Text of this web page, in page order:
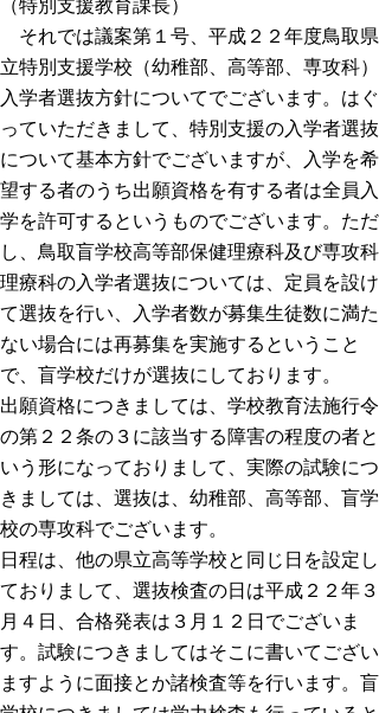
（特別支援教育課長）
それでは議案第１号、平成２２年度鳥取県
立特別支援学校（幼稚部、高等部、専攻科）
入学者選抜方針についてでございます。はぐ
っていただきまして、特別支援の入学者選抜
について基本方針でございますが、入学を希
望する者のうち出願資格を有する者は全員入
学を許可するというものでございます。ただ
し、鳥取盲学校高等部保健理療科及び専攻科
理療科の入学者選抜については、定員を設け
て選抜を行い、入学者数が募集生徒数に満た
ない場合には再募集を実施するということ
で、盲学校だけが選抜にしております。
出願資格につきましては、学校教育法施行令
の第２２条の３に該当する障害の程度の者と
いう形になっておりまして、実際の試験につ
きましては、選抜は、幼稚部、高等部、盲学
校の専攻科でございます。
日程は、他の県立高等学校と同じ日を設定し
ておりまして、選抜検査の日は平成２２年３
月４日、合格発表は３月１２日でございま
す。試験につきましてはそこに書いてござい
ますように面接とか諸検査等を行います。盲